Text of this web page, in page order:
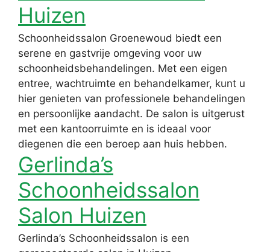
Huizen
Schoonheidssalon Groenewoud biedt een
serene en gastvrije omgeving voor uw
schoonheidsbehandelingen. Met een eigen
entree, wachtruimte en behandelkamer, kunt u
hier genieten van professionele behandelingen
en persoonlijke aandacht. De salon is uitgerust
met een kantoorruimte en is ideaal voor
diegenen die een beroep aan huis hebben.
Gerlinda’s
Schoonheidssalon
Salon Huizen
Gerlinda’s Schoonheidssalon is een